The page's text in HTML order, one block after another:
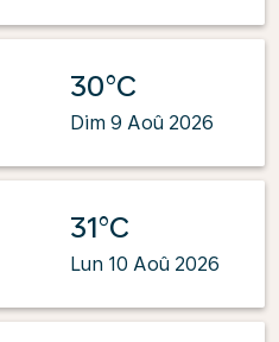
30°C
Dim 9 Aoû 2026
31°C
Lun 10 Aoû 2026